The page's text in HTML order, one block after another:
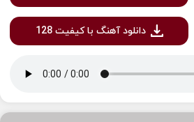
دانلود آهنگ با کیفیت 128